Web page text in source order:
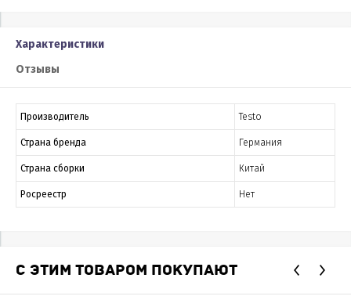
Характеристики
Отзывы
Производитель Testo
Страна бренда Германия
Страна сборки Китай
Росреестр Нет
С ЭТИМ ТОВАРОМ ПОКУПАЮТ